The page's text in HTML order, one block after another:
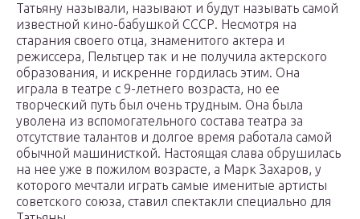
Татьяну называли, называют и будут называть самой
известной кино-бабушкой СССР. Несмотря на
старания своего отца, знаменитого актера и
режиссера, Пельтцер так и не получила актерского
образования, и искренне гордилась этим. Она
играла в театре с 9-летнего возраста, но ее
творческий путь был очень трудным. Она была
уволена из вспомогательного состава театра за
отсутствие талантов и долгое время работала самой
обычной машинисткой. Настоящая слава обрушилась
на нее уже в пожилом возрасте, а Марк Захаров, у
которого мечтали играть самые именитые артисты
советского союза, ставил спектакли специально для